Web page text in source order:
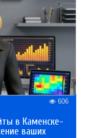
606
в Каменске-
ваших